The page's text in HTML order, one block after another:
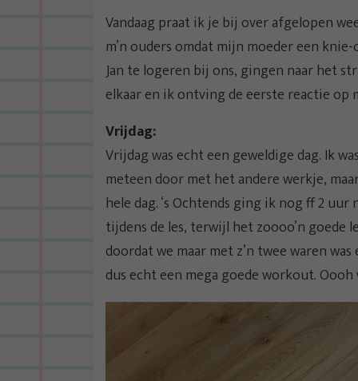
Vandaag praat ik je bij over afgelopen
m’n ouders omdat mijn moeder een
Jan te logeren bij ons, gingen naar het
elkaar en ik ontving de eerste reactie op
Vrijdag:
Vrijdag was echt een geweldige dag. Ik
meteen door met het andere werkje,
hele dag. ‘s Ochtends ging ik nog ff 2
tijdens de les, terwijl het zoooo’n goede
doordat we maar met z’n twee waren
dus echt een mega goede workout. Oooh